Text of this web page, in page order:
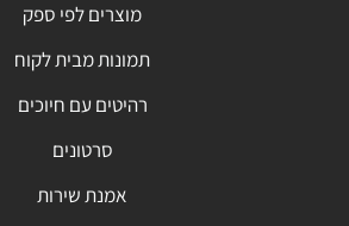
מוצרים לפי ספק
תמונות מבית לקוח
רהיטים עם חיוכים
סרטונים
אמנת שירות